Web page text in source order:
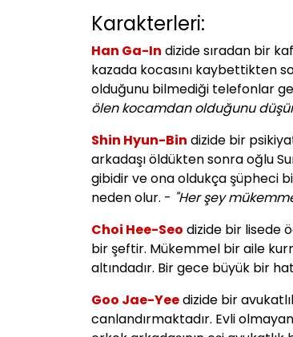
Karakterleri:
Han Ga-In dizide sıradan bir
kazada kocasını kaybettikten
olduğunu bilmediği telefonlar
ölen kocamdan olduğunu
Shin Hyun-Bin dizide bir
arkadaşı öldükten sonra oğlu
gibidir ve ona oldukça şüpheci
neden olur. - "Her şey
Choi Hee-Seo dizide bir lisede
bir şeftir. Mükemmel bir aile
altındadır. Bir gece büyük bir
Goo Jae-Yeedizide bir
canlandırmaktadır. Evli